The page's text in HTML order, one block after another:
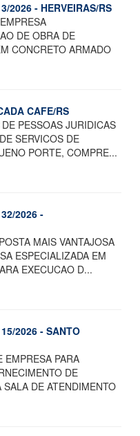
2026 - HERVEIRAS/RS
DE OBRA DE
CONCRETO ARMADO
CAFE/RS
PESSOAS JURIDICAS
SERVICOS DE
PORTE, COMPRE...
2026 -
MAIS VANTAJOSA
ESPECIALIZADA EM
EXECUCAO D...
2026 - SANTO
EMPRESA PARA
DE
DE ATENDIMENTO